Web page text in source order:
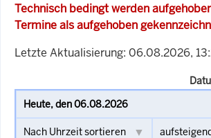
Technisch bedingt werden
Termine als aufgehoben
Letzte Aktualisierung: 06.08.2026,